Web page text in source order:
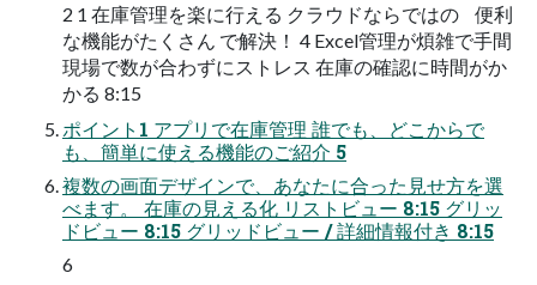
2 1 在庫管理を楽に行える クラウドならではの 便利
な機能がたくさん で解決！ 4 Excel管理が煩雑で手間
現場で数が合わずにストレス 在庫の確認に時間がか
かる 8:15
ポイント1 アプリで在庫管理 誰でも、どこからで
も、簡単に使える機能のご紹介 5
複数の画面デザインで、あなたに合った見せ方を選
べます。 在庫の見える化 リストビュー 8:15 グリッ
ドビュー 8:15 グリッドビュー / 詳細情報付き 8:15
6